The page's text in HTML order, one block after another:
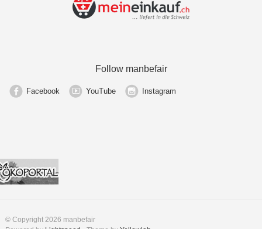
Follow manbefair
Facebook YouTube Instagram
© Copyright 2026 manbefair